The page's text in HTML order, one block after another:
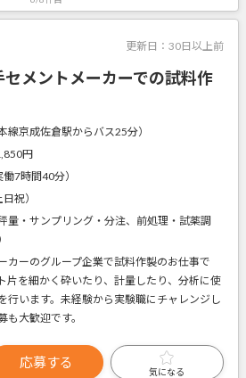
更新日： 30日以上前
メントメーカーでの試料作
線京成佐倉駅からバス25分）
円
7時間40分）
祝）
量・サンプリング・分注、前処理・試薬調
カーのグループ企業で試料作製のお仕事で
片を細かく砕いたり、計量したり、分析に使
行います。未経験から実験職にチャレンジし
も大歓迎です。
応募する
気になる